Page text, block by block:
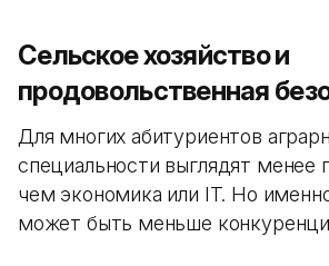
Сельское хозяйство и
продовольственная
Для многих абитуриентов
специальности выглядят
чем экономика или IT. Но
может быть меньше